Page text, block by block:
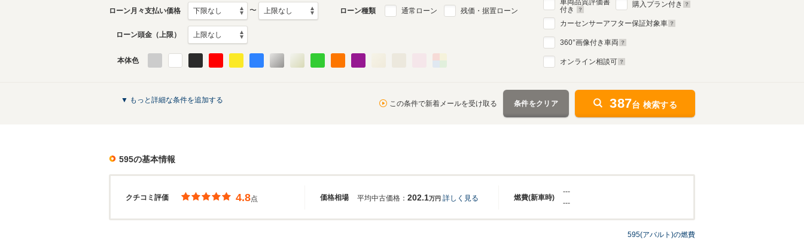
ローン月々支払い価格 〜 ローン種類 通常ローン 残価・据置ローン
ローン頭金（上限）
本体色
車両品質評価書
付き
購入プラン付き
カーセンサーアフター保証対象車
360°画像付き車両
オンライン相談可
▼ もっと詳細な条件を追加する この条件で新着メールを受け取る 条件をクリア 387台 検索する
595の基本情報
クチコミ評価 価格相場 燃費(新車時)
4.8点 平均中古価格： 202.1万円 詳しく見る
---
---
595(アバルト)の燃費